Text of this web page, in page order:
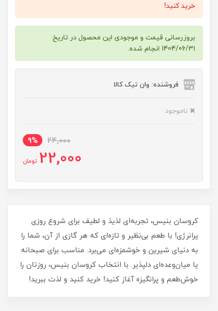
خرید کنید!
بروزرسانی قیمت و موجودی این محصول در تاریخ
1404/06/31 انجام شده.
فروشنده: وان تیک کالا
ناموجود
24,000
9%
22,000 تومان
کروسان بنیس، تجربه‌ای لذیذ و لطیف برای شروع روزی
پرانرژی! با طعم بی‌نظیر و تازه‌ای که هر گازی از آن، شما را
به دنیای شیرین و خوشمزه‌ای می‌برد. مناسب برای صبحانه
یا میان‌وعده‌ای دلپذیر. با انتخاب کروسان بنیس، روزتان را
خوش‌طعم و پرانگیزه آغاز کنید! خرید کنید و لذت ببرید!